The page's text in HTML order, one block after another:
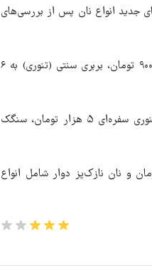
جدید انواع نان پس از بررسی‌های
بر اساس نرخ‌های جدید، قیمت نان بربری ماشینی با وزن چانه ۴۰۰ گرم به ۵ هزار و ۹۰۰ تومان، بربری سنتی (تنوری) به ۶
همچنین قیمت نان لواش ماشینی با وزن چانه ۱۴۰ گرم یک هزار و ۷۰۰ تومان، نان تنوری سفره‌ای ۵ هزار تومان، سنگک
ریزشی کیلویی ۱۰ هزار تومان، تافتون ریزشی دانه‌ای ۳ هزار و ۶۰۰ تومان و نان نازک‌پز دوار شامل انواع